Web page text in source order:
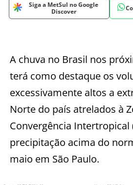
Siga a MetSul no Google
Discover
A chuva no Brasil nos
terá como destaque os
excessivamente altos a
Norte do país atrelados à
Convergência Intertropical
precipitação acima do
maio em São Paulo.